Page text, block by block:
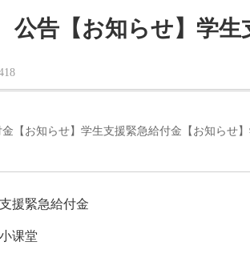
公告【お知らせ】学生
金【お知らせ】学生支援緊急給付金【お知らせ
援緊急給付金
课堂